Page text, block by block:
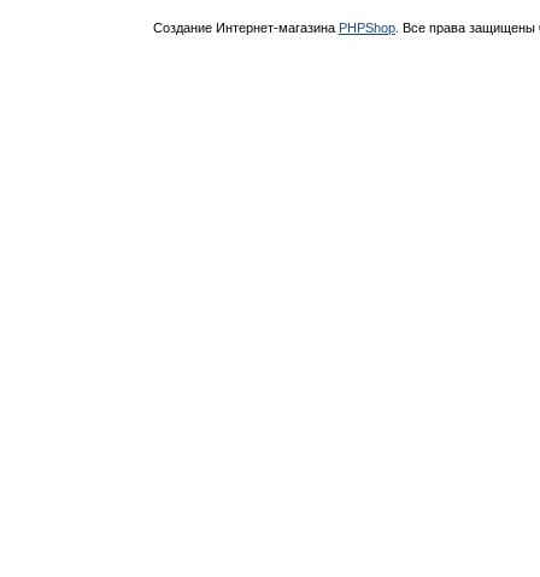
Создание Интернет-магазина PHPShop . Все права защищены